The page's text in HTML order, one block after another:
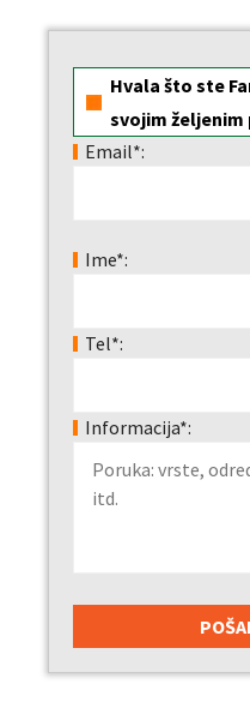
Hvala što ste
svojim
Email*:
Ime*:
Tel*:
Informacija*: